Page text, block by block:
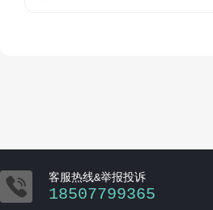
 客服热线&举报投诉
18507799365